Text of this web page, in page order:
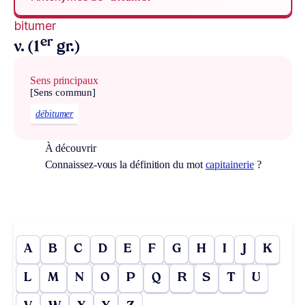
bitumer
v. (1er gr.)
Sens principaux
[Sens commun]
débitumer
À découvrir
Connaissez-vous la définition du motcapitainerie?
A B C D E F G H I J K
L M N O P Q R S T U